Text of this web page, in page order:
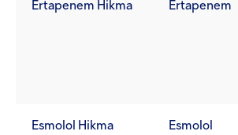
Ertapenem Hikma Ertapenem
Esmolol Hikma Esmolol